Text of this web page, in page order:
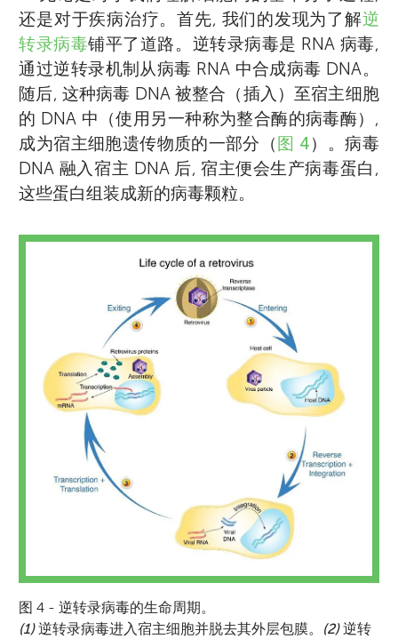
戴维 ⋅ 巴尔的摩（David Baltimore）教授是美
国病毒学家, 现任加州理工学院（位于美国加
利福尼亚州）的 Shirley Hufstedler 生物学教
授。他在斯沃斯莫尔学院（位于美国宾夕法尼
亚州）获得化学学士学位, 随后在麻省理工学
院（位于美国宾夕法尼亚州）学习了一年, 然
深造并获得动物病毒学博士学位。1963 年至
1964 年间, 巴尔的摩教授在麻省理工学院担任
生物物理学博士后研究员, 后来决定转变方向,
在阿尔伯特 ⋅ 爱因斯坦医学院（位于美国纽约
州）研究动物病毒。1965 年, 巴尔的摩教授在
拉荷亚的索尔克研究所（位于美国加利福尼亚
州）获得了他的第一个独立职位。1968 年, 他
回到麻省理工学院担任教职（目前仍在职）,
将研究重点转向癌症。1997 年至 2006 年, 他
担任加州理工学院校长, 同时还担任美国科学
促进会主席。在职业生涯中, 巴尔的摩教授获
奖无数, 包括美国国家科学院分子生物学奖
（1974 年）、诺贝尔生理学或医学奖（1975
年）、汉斯 ⋅ 克雷布斯爵士奖章（1997
年）、美国国家科学奖章（1999年）以及拉斯
克奖（2021 年）。 *baltimo@caltech.edu
Krish
年龄 13
Krish 是一名七年级学生, 对科学研究和科学现
象充满热情, 积极参与科学讨论, 并喜欢与同
学、朋友、兄弟姐妹、老师和父母谈论科学发
现。Krish 喜欢踢足球, 还是一名专业游泳运动
员。
Mehraneh
大家好, 我叫 Mehraneh, 喜欢阅读、烘焙和绘
画, 也热爱旅行, 希望长大后成为一名律师。
Mohammad
大家好, 我叫 Mohammad, 喜欢拼乐高、搭积
木和做运动, 希望长大后成为一名工程师。
还是对于疾病治疗。首先, 我们的发现为了解逆
转录病毒铺平了道路。逆转录病毒是 RNA 病毒,
通过逆转录机制从病毒 RNA 中合成病毒 DNA。
随后, 这种病毒 DNA 被整合（插入）至宿主细胞
的 DNA 中（使用另一种称为整合酶的病毒酶）,
成为宿主细胞遗传物质的一部分（ 图 4）。病毒
DNA 融入宿主 DNA 后, 宿主便会生产病毒蛋白,
这些蛋白组装成新的病毒颗粒。
图 4 - 逆转录病毒的生命周期。
(1)逆转录病毒进入宿主细胞并脱去其外层包膜。 (2)逆转